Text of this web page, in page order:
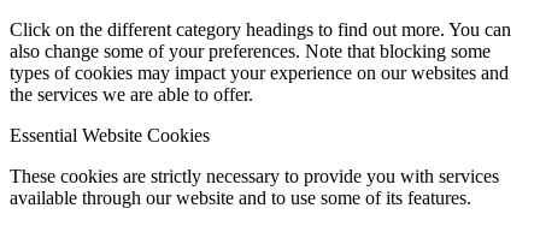
Click on the different category headings to find out more. You can
also change some of your preferences. Note that blocking some
types of cookies may impact your experience on our websites and
the services we are able to offer.
Essential Website Cookies
These cookies are strictly necessary to provide you with services
available through our website and to use some of its features.